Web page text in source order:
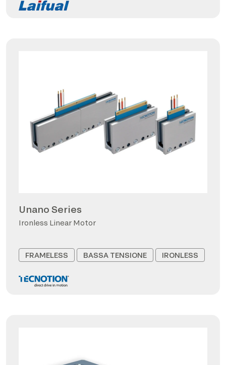
Unano Series
Ironless Linear Motor
FRAMELESS BASSA TENSIONE IRONLESS